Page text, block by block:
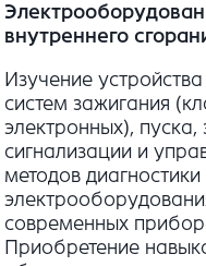
внутреннего
Изучение
систем зажигания
электронных),
сигнализации и
методов
современных
Приобретение